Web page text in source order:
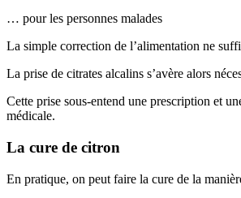
… pour les personnes malades
La simple correction de l’alimentation ne
La prise de citrates alcalins s’avère alors
Cette prise sous-entend une prescription et
médicale.
La cure de citron
En pratique, on peut faire la cure de la